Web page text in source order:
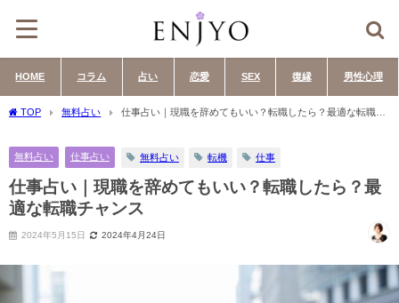
HOME コラム 占い 恋愛 SEX 復縁 男性心理
TOP 無料占い
仕事占い｜現職を辞めてもいい？転職したら？最適な転職チ
無料占い 仕事占い 無料占い 転機 仕事
仕事占い｜現職を辞めてもいい？転職したら？最
適な転職チャンス
2024年5月15日 2024年4月24日